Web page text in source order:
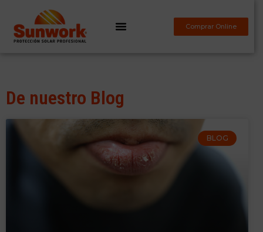
Comprar Online
De nuestro Blog
BLOG